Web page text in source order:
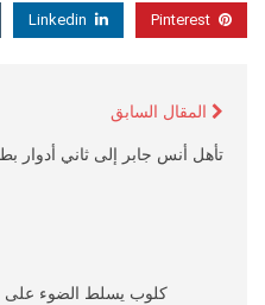
Pinterest
Linkedin
المقال السابق
تأهل أنس جابر إلى ثاني أدوار
كلوب يسلط الضوء على